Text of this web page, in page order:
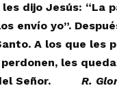
les dijo Jesús: “La
envío yo”. Despué
A los que les
les
Señor. R.